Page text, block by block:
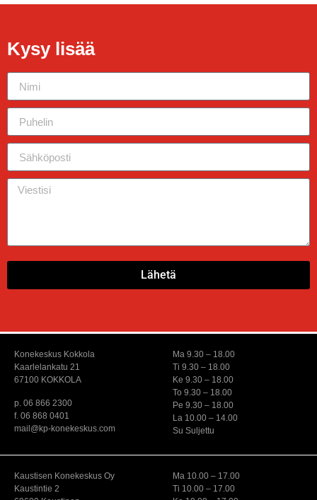
Kysy lisää
Lähetä
Konekeskus Kokkola
Kaarlelankatu 21
67100 KOKKOLA
p. 06 866 2300
f. 06 868 0401
mail@kp-konekeskus.com
Ma 9.30 – 18.00
Ti 9.30 – 18.00
Ke 9.30 – 18.00
To 9.30 – 18.00
Pe 9.30 – 18.00
La 10.00 – 14.00
Su Suljettu
Kaustisen Konekeskus Oy
Kaustintie 2
Ma 10.00 – 17.00
Ti 10.00 – 17.00